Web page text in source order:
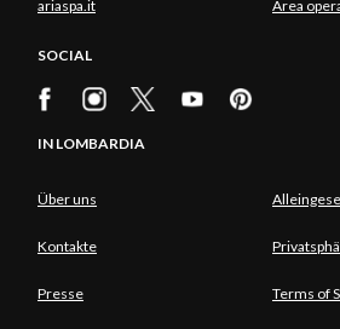
ariaspa.it Area
SOCIAL
IN LOMBARDIA
Über uns
Kontakte
Presse Terms of